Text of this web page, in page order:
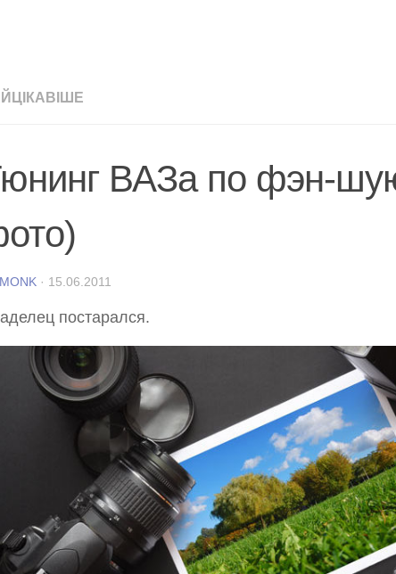
ВАЗа по фэн-
MONK · 15.06.2011
постарался.